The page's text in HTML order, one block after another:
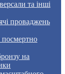
та інші
проваджень
посмертно
на